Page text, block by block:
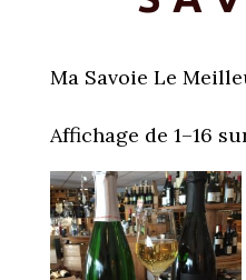
Ma Savoie Le
Affichage de 1–16